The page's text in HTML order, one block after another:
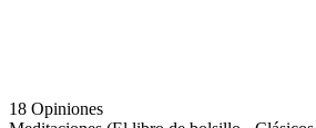
18 Opiniones